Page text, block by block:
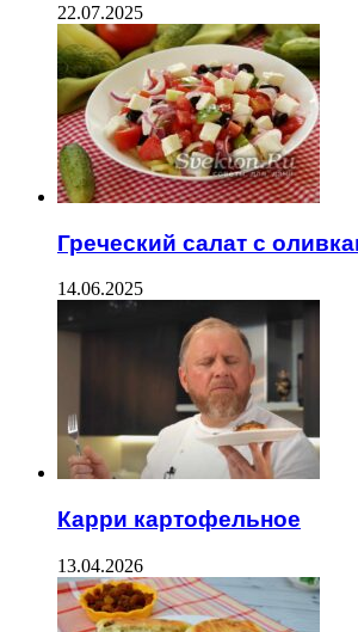
22.07.2025
Греческий салат с
14.06.2025
Карри картофельное
13.04.2026